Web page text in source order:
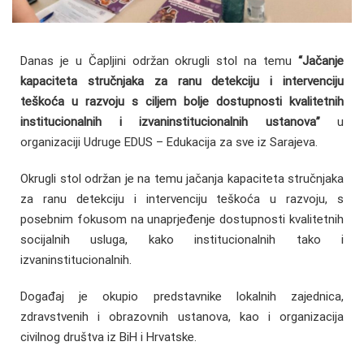
Danas je u Čapljini održan okrugli stol na temu “Jačanje
kapaciteta stručnjaka za ranu detekciju i intervenciju
teškoća u razvoju s ciljem bolje dostupnosti kvalitetnih
institucionalnih i izvaninstitucionalnih ustanova” u
organizaciji Udruge EDUS – Edukacija za sve iz Sarajeva.
Okrugli stol održan je na temu jačanja kapaciteta stručnjaka
za ranu detekciju i intervenciju teškoća u razvoju, s
posebnim fokusom na unaprjeđenje dostupnosti kvalitetnih
socijalnih usluga, kako institucionalnih tako i
izvaninstitucionalnih.
Događaj je okupio predstavnike lokalnih zajednica,
zdravstvenih i obrazovnih ustanova, kao i organizacija
civilnog društva iz BiH i Hrvatske.